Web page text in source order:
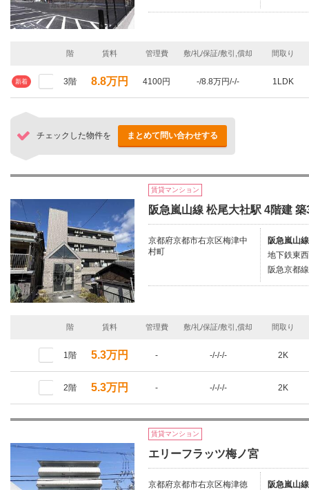
階 賃料 管理費 敷/礼/保証/敷引,償却 間取り
新着 3階 8.8万円 4100円 -/8.8万円/-/- 1LDK
チェックした物件を まとめて問い合わせする
賃貸マンション
阪急嵐山線 松尾大社駅 4階建 築
京都府京都市右京区梅津中
村町
阪急嵐山
地下鉄東
阪急京都
階 賃料 管理費 敷/礼/保証/敷引,償却 間取り
1階 5.3万円 - -/-/-/- 2K
2階 5.3万円 - -/-/-/- 2K
賃貸マンション
エリーフラッツ梅ノ宮
京都府京都市右京区梅津徳
阪急嵐山